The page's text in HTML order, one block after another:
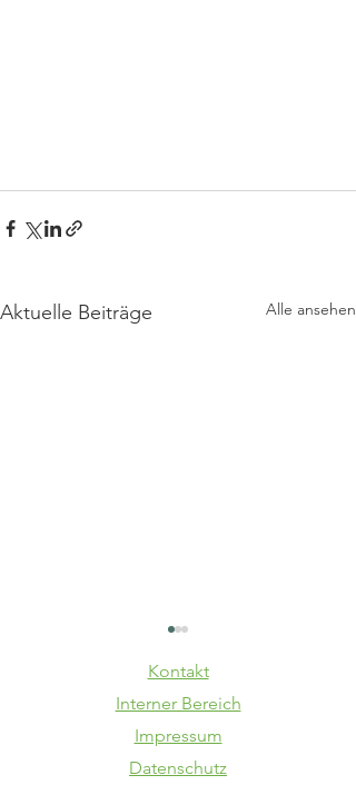
Aktuelle Beiträge Alle ansehen
Kontakt
Interner Bereich
Impressum
Datenschutz